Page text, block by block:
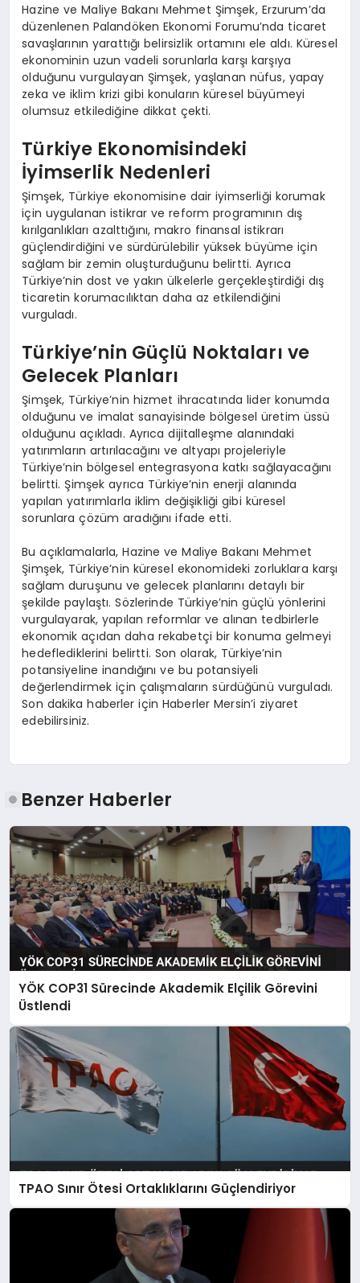
Hazine ve Maliye Bakanı Mehmet Şimşek, Erzurum’da
düzenlenen Palandöken Ekonomi Forumu’nda ticaret
savaşlarının yarattığı belirsizlik ortamını ele aldı. Küresel
ekonominin uzun vadeli sorunlarla karşı karşıya
olduğunu vurgulayan Şimşek, yaşlanan nüfus, yapay
zeka ve iklim krizi gibi konuların küresel büyümeyi
olumsuz etkilediğine dikkat çekti.
Türkiye Ekonomisindeki
İyimserlik Nedenleri
Şimşek, Türkiye ekonomisine dair iyimserliği korumak
için uygulanan istikrar ve reform programının dış
kırılganlıkları azalttığını, makro finansal istikrarı
güçlendirdiğini ve sürdürülebilir yüksek büyüme için
sağlam bir zemin oluşturduğunu belirtti. Ayrıca
Türkiye’nin dost ve yakın ülkelerle gerçekleştirdiği dış
ticaretin korumacılıktan daha az etkilendiğini
vurguladı.
Türkiye’nin Güçlü Noktaları ve
Gelecek Planları
Şimşek, Türkiye’nin hizmet ihracatında lider konumda
olduğunu ve imalat sanayisinde bölgesel üretim üssü
olduğunu açıkladı. Ayrıca dijitalleşme alanındaki
yatırımların artırılacağını ve altyapı projeleriyle
Türkiye’nin bölgesel entegrasyona katkı sağlayacağını
belirtti. Şimşek ayrıca Türkiye’nin enerji alanında
yapılan yatırımlarla iklim değişikliği gibi küresel
sorunlara çözüm aradığını ifade etti.
Bu açıklamalarla, Hazine ve Maliye Bakanı Mehmet
Şimşek, Türkiye’nin küresel ekonomideki zorluklara karşı
sağlam duruşunu ve gelecek planlarını detaylı bir
şekilde paylaştı. Sözlerinde Türkiye’nin güçlü yönlerini
vurgulayarak, yapılan reformlar ve alınan tedbirlerle
ekonomik açıdan daha rekabetçi bir konuma gelmeyi
hedeflediklerini belirtti. Son olarak, Türkiye’nin
potansiyeline inandığını ve bu potansiyeli
değerlendirmek için çalışmaların sürdüğünü vurguladı.
Son dakika haberler için Haberler Mersin’i ziyaret
edebilirsiniz.
Benzer Haberler
YÖK COP31 Sürecinde Akademik Elçilik Görevini
Üstlendi
TPAO Sınır Ötesi Ortaklıklarını Güçlendiriyor